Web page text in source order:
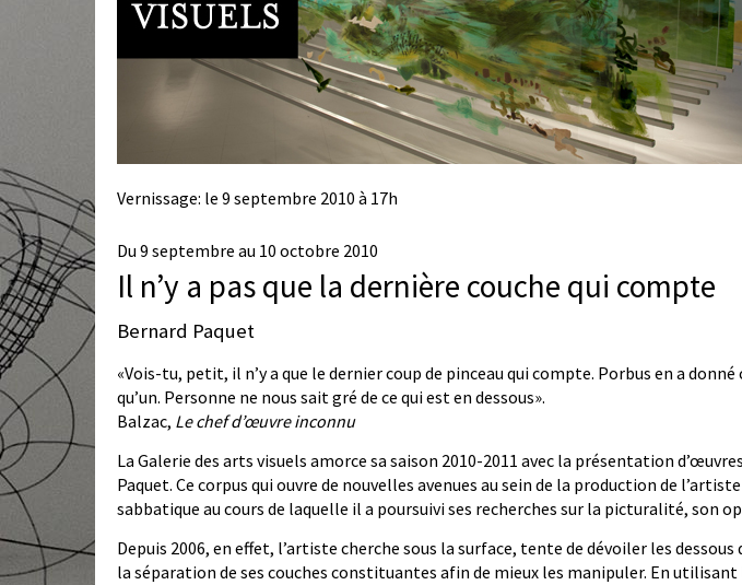
Vernissage: le 9 septembre 2010 à 17h
Du 9 septembre au 10 octobre 2010
Il n’y a pas que la dernière couche qui compte
Bernard Paquet
«Vois-tu, petit, il n’y a que le dernier coup de pinceau qui compte. Porbus en a donné
qu’un. Personne ne nous sait gré de ce qui est en dessous».
Balzac, Le chef d’œuvre inconnu
La Galerie des arts visuels amorce sa saison 2010-2011 avec la présentation
Paquet. Ce corpus qui ouvre de nouvelles avenues au sein de la production de
sabbatique au cours de laquelle il a poursuivi ses recherches sur la picturalité, son
Depuis 2006, en effet, l’artiste cherche sous la surface, tente de dévoiler les dessous
la séparation de ses couches constituantes afin de mieux les manipuler. En